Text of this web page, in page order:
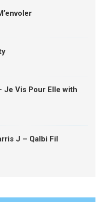
Vis Pour Elle with
J – Qalbi Fil